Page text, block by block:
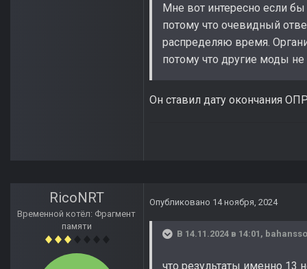
Мне вот интересно если
потому что очевидный
распределяю время.
потому что другие моды
Он ставил дату окончания
RicoNRT
Временной котёл: Фрагмент
памяти
Опубликовано 14 ноября, 2024
В 14.11.2024 в 14:01,
что результаты именно 13